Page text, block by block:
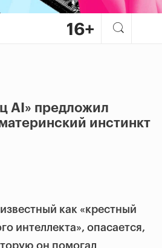
AI»‎ предложил
инстинкт
как «‎крестный
интеллекта», опасается,
он помогал